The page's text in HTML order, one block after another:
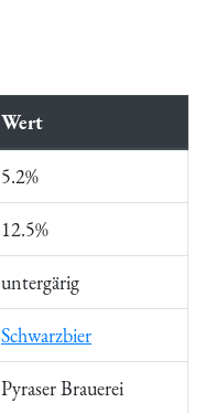
Wert
5.2%
12.5%
untergärig
Schwarzbier
Pyraser Brauerei